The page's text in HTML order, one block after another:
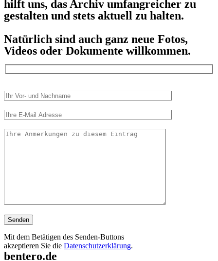
hilft uns, das Archiv umfangreicher zu
gestalten und stets aktuell zu halten.
Natürlich sind auch ganz neue Fotos,
Videos oder Dokumente willkommen.
Mit dem Betätigen des Senden-Buttons
akzeptieren Sie die Datenschutzerklärung.
bentero.de